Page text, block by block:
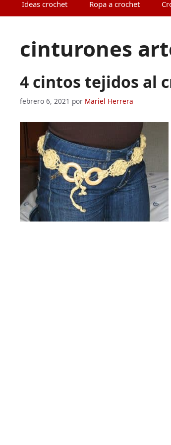
Ideas crochet Ropa a crochet
cinturones
4 cintos tejidos al
febrero 6, 2021 por Mariel Herrera